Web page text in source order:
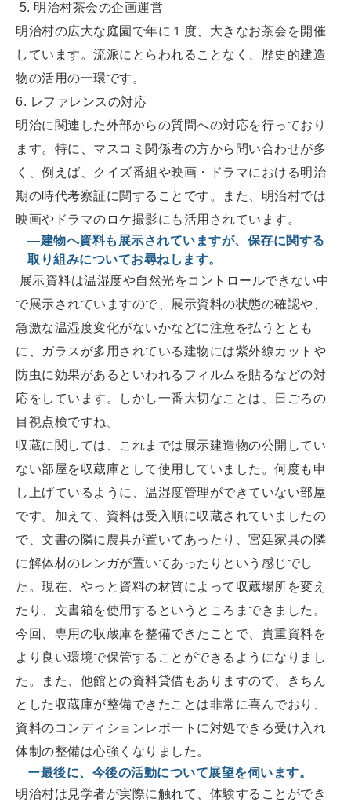
5. 明治村茶会の企画運営
明治村の広大な庭園で年に１度、大きなお茶会を開催
しています。流派にとらわれることなく、歴史的建造
物の活用の一環です。
6. レファレンスの対応
明治に関連した外部からの質問への対応を行っており
ます。特に、マスコミ関係者の方から問い合わせが多
く、例えば、クイズ番組や映画・ドラマにおける明治
期の時代考察証に関することです。また、明治村では
映画やドラマのロケ撮影にも活用されています。
—建物へ資料も展示されていますが、保存に関する
取り組みについてお尋ねします。
展示資料は温湿度や自然光をコントロールできない中
で展示されていますので、展示資料の状態の確認や、
急激な温湿度変化がないかなどに注意を払うととも
に、ガラスが多用されている建物には紫外線カットや
防虫に効果があるといわれるフィルムを貼るなどの対
応をしています。しかし一番大切なことは、日ごろの
目視点検ですね。
収蔵に関しては、これまでは展示建造物の公開してい
ない部屋を収蔵庫として使用していました。何度も申
し上げているように、温湿度管理ができていない部屋
です。加えて、資料は受入順に収蔵されていましたの
で、文書の隣に農具が置いてあったり、宮廷家具の隣
に解体材のレンガが置いてあったりという感じでし
た。現在、やっと資料の材質によって収蔵場所を変え
たり、文書箱を使用するというところまできました。
今回、専用の収蔵庫を整備できたことで、貴重資料を
より良い環境で保管することができるようになりまし
た。また、他館との資料貸借もありますので、きちん
とした収蔵庫が整備できたことは非常に喜んでおり、
資料のコンディションレポートに対処できる受け入れ
体制の整備は心強くなりました。
ー最後に、今後の活動について展望を伺います。
明治村は見学者が実際に触れて、体験することができ